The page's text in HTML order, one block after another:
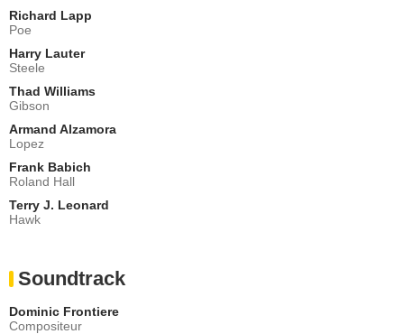
Richard Lapp
Poe
Harry Lauter
Steele
Thad Williams
Gibson
Armand Alzamora
Lopez
Frank Babich
Roland Hall
Terry J. Leonard
Hawk
Soundtrack
Dominic Frontiere
Compositeur